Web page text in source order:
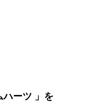
ハーツ 」を